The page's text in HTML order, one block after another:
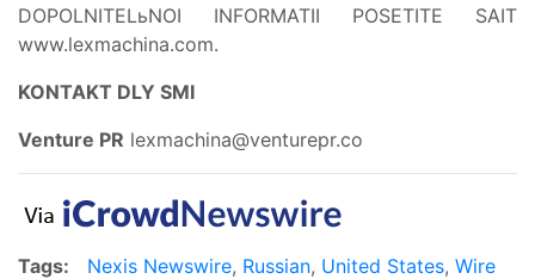
DOPOLNITELьNOI INFORMATII POSETITE SAIT
www.lexmachina.com.
KONTAKT DLY SMI
Venture PR lexmachina@venturepr.co
Tags: Nexis Newswire, Russian, United States, Wire